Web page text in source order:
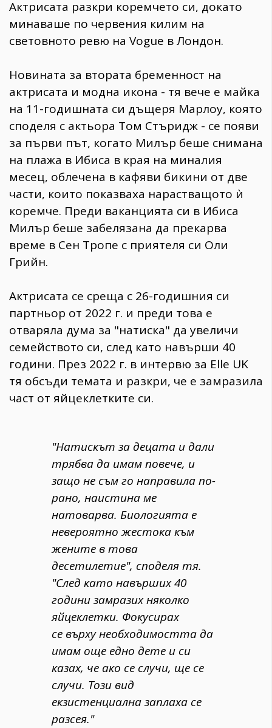
Актрисата разкри коремчето си, докато
минаваше по червения килим на
световното ревю на Vogue в Лондон.
Новината за втората бременност на
актрисата и модна икона - тя вече е майка
на 11-годишната си дъщеря Марлоу, която
споделя с актьора Том Стъридж - се появи
за първи път, когато Милър беше снимана
на плажа в Ибиса в края на миналия
месец, облечена в кафяви бикини от две
части, които показваха нарастващото ѝ
коремче. Преди ваканцията си в Ибиса
Милър беше забелязана да прекарва
време в Сен Тропе с приятеля си Оли
Грийн.
Актрисата се среща с 26-годишния си
партньор от 2022 г. и преди това е
отваряла дума за "натиска" да увеличи
семейството си, след като навърши 40
години. През 2022 г. в интервю за Elle UK
тя обсъди темата и разкри, че е замразила
част от яйцеклетките си.
"Натискът за децата и дали
трябва да имам повече, и
защо не съм го направила по-
рано, наистина ме
натоварва. Биологията е
невероятно жестока към
жените в това
десетилетие", споделя тя.
"След като навърших 40
години замразих няколко
яйцеклетки. Фокусирах
се върху необходимостта да
имам още едно дете и си
казах, че ако се случи, ще се
случи. Този вид
екзистенциална заплаха се
разсея."